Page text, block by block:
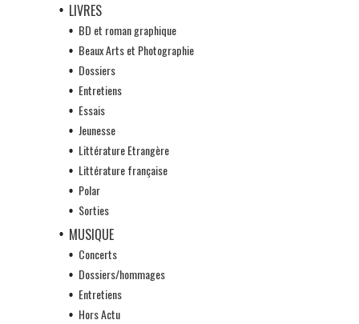
LIVRES
BD et roman graphique
Beaux Arts et Photographie
Dossiers
Entretiens
Essais
Jeunesse
Littérature Etrangère
Littérature française
Polar
Sorties
MUSIQUE
Concerts
Dossiers/hommages
Entretiens
Hors Actu